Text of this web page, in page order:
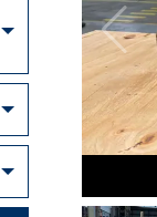
Toggle
Toggle
Toggle